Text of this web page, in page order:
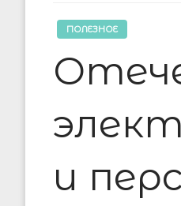
ПОЛЕЗНОЕ
и